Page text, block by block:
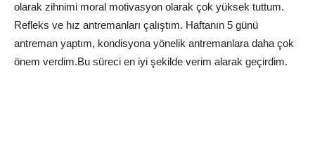
olarak zihnimi moral motivasyon olarak çok yüksek tuttum.
Refleks ve hız antremanları çalıştım. Haftanın 5 günü
antreman yaptım, kondisyona yönelik antremanlara daha çok
önem verdim.Bu süreci en iyi şekilde verim alarak geçirdim.